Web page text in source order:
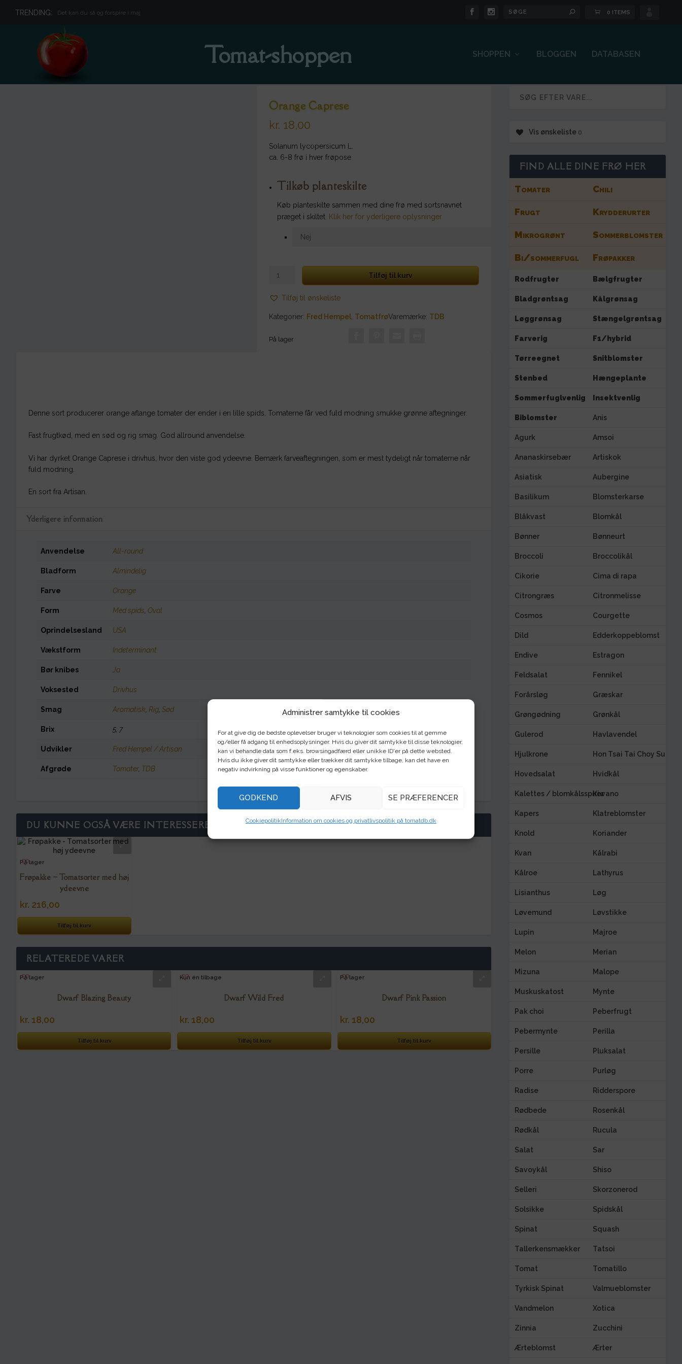
Administrer samtykke til cookies
For at give dig de bedste oplevelser bruger vi teknologier som cookies til at gemme
og/eller få adgang til enhedsoplysninger. Hvis du giver dit samtykke til disse teknologier,
kan vi behandle data som f.eks. browsingadfærd eller unikke ID'er på dette websted.
Hvis du ikke giver dit samtykke eller trækker dit samtykke tilbage, kan det have en
negativ indvirkning på visse funktioner og egenskaber.
GODKEND AFVIS SE PRÆFERENCER
CookiepolitikInformation om cookies og privatlivspolitik på tomatdb.dk
TRENDING: Det kan du så og forspire i maj 0 ITEMS
Tomat-shoppen SHOPPEN BLOGGEN DATABASEN
/Shop Tomatfrø
Orange Caprese
kr. 18,00
Solanum lycopersicum L.
ca. 6-8 frø i hver frøpose
Tilkøb planteskilte
Køb planteskilte sammen med dine frø med sortsnavnet
præget i skiltet. Klik her for yderligere oplysninger
antal
Tilføj til kurv
Tilføj til ønskeliste
Kategorier: Fred Hempel, TomatfrøVaremærke: TDB
På lager
Denne sort producerer orange aflange tomater der ender i en lille spids. Tomaterne får ved fuld modning smukke grønne aftegninger.
Fast frugtkød, med en sød og rig smag. God allround anvendelse.
Vi har dyrket Orange Caprese i drivhus, hvor den viste god ydeevne. Bemærk farveaftegningen, som er mest tydeligt når tomaterne når
fuld modning.
En sort fra Artisan.
Yderligere information
Anvendelse All-round
Bladform Almindelig
Farve Orange
Form Med spids, Oval
Oprindelsesland USA
Vækstform Indeterminant
Bør knibes Ja
Voksested Drivhus
Smag Aromatisk, Rig, Sød
Brix 5, 7
Udvikler Fred Hempel / Artisan
Afgrøde Tomater, TDB
DU KUNNE OGSÅ VÆRE INTERESSERET I…
På lager
Frøpakke – Tomatsorter med høj
ydeevne
kr. 216,00
Tilføj til kurv
RELATEREDE VARER
På lager
Dwarf Blazing Beauty
kr. 18,00
Tilføj til kurv
Kun én tilbage
Dwarf Wild Fred
kr. 18,00
Tilføj til kurv
På lager
Dwarf Pink Passion
kr. 18,00
Tilføj til kurv
Vis ønskeliste
FIND ALLE DINE FRØ HER
Tomater Chili
Frugt Krydderurter
Mikrogrønt Sommerblomster
Bi/sommerfugl Frøpakker
Rodfrugter Bælgfrugter
Bladgrøntsag Kålgrønsag
Løggrønsag Stængelgrøntsag
Farverig F1/hybrid
Tørreegnet Snitblomster
Stenbed Hængeplante
Sommerfuglvenlig Insektvenlig
Biblomster Anis
Agurk Amsoi
Ananaskirsebær Artiskok
Asiatisk Aubergine
Basilikum Blomsterkarse
Blåkvast Blomkål
Bønner Bønneurt
Broccoli Broccolikål
Cikorie Cima di rapa
Citrongræs Citronmelisse
Cosmos Courgette
Dild Edderkoppeblomst
Endive Estragon
Feldsalat Fennikel
Forårsløg Græskar
Grøngødning Grønkål
Gulerod Havlavendel
Hjulkrone Hon Tsai Tai Choy Sum
Hovedsalat Hvidkål
Kalettes / blomkålsspirerKiwano
Kapers Klatreblomster
Knold Koriander
Kvan Kålrabi
Kålroe Lathyrus
Lisianthus Løg
Løvemund Løvstikke
Lupin Majroe
Melon Merian
Mizuna Malope
Muskuskatost Mynte
Pak choi Peberfrugt
Pebermynte Perilla
Persille Pluksalat
Porre Purløg
Radise Ridderspore
Rødbede Rosenkål
Rødkål Rucula
Salat Sar
Savoykål Shiso
Selleri Skorzonerod
Solsikke Spidskål
Spinat Squash
Tallerkensmækker Tatsoi
Tomat Tomatillo
Tyrkisk Spinat Valmueblomster
Vandmelon Xotica
Zinnia Zucchini
Ærteblomst Ærter